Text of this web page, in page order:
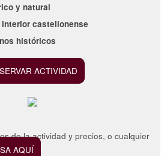
y natural
castellonense
históricos
ACTIVIDAD
de la actividad y precios, o cualquier
AQUÍ